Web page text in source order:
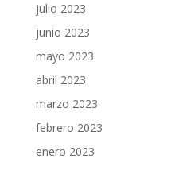
julio 2023
junio 2023
mayo 2023
abril 2023
marzo 2023
febrero 2023
enero 2023